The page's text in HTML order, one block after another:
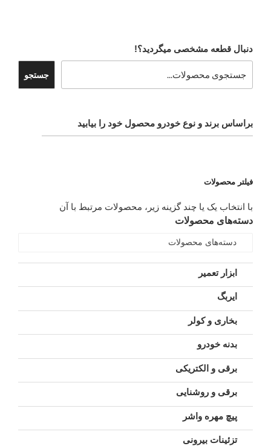
دنبال قطعه مشخصی میگردید؟!
جستجو
براساس برند و نوع خودرو محصول خود را بیابید
فیلتر محصولات
با انتخاب یک یا چند گزینه زیر، محصولات مرتبط با آن
دسته‌های محصولات
دسته‌های محصولات
ابزار تعمیر
ایربگ
بخاری و کولر
بدنه خودرو
برقی و الکتریکی
برقی و روشنایی
پیچ مهره واشر
تزئینات بیرونی